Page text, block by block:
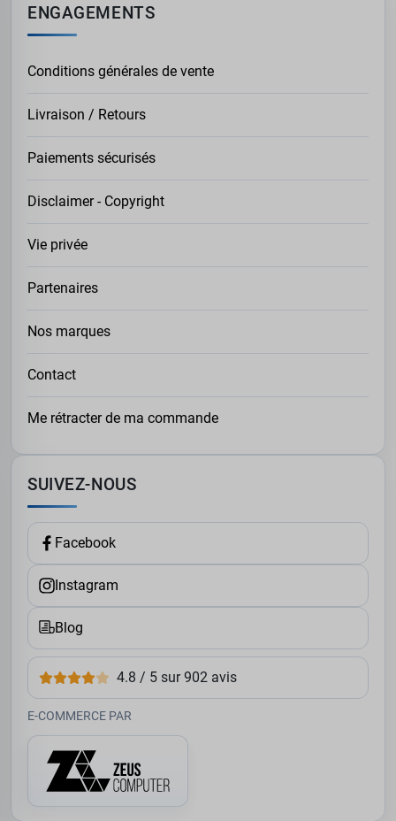
ENGAGEMENTS
Conditions générales de vente
Livraison / Retours
Paiements sécurisés
Disclaimer - Copyright
Vie privée
Partenaires
Nos marques
Contact
Me rétracter de ma commande
SUIVEZ-NOUS
Facebook
Instagram
Blog
4.8 / 5 sur 902 avis
E-COMMERCE PAR